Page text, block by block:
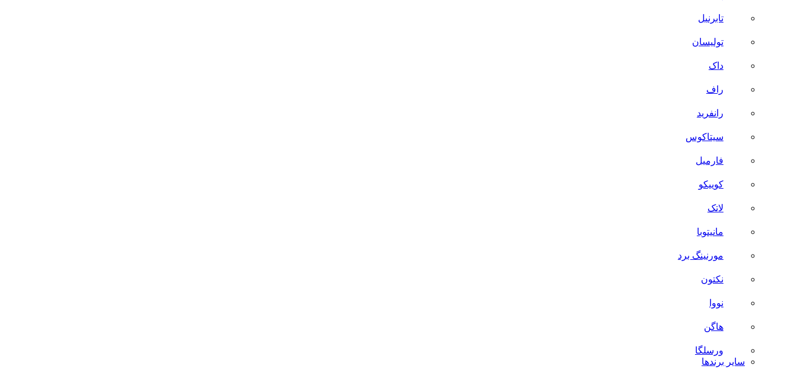
تابرنیل
تولیسان
داک
راف
رانفرید
سیتاکوس
فارمیل
کوییکو
لاتک
مانیتوبا
مورنینگ برد
نکتون
نووا
هاگن
ورسلگا
سایر برند‌ها